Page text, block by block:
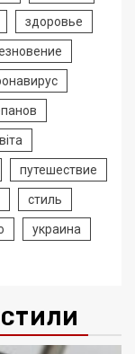
здоровье
путешествие
стиль
украина